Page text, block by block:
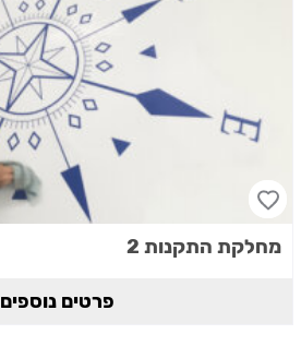
מחלקת התקנות 2
פרטים נוספים